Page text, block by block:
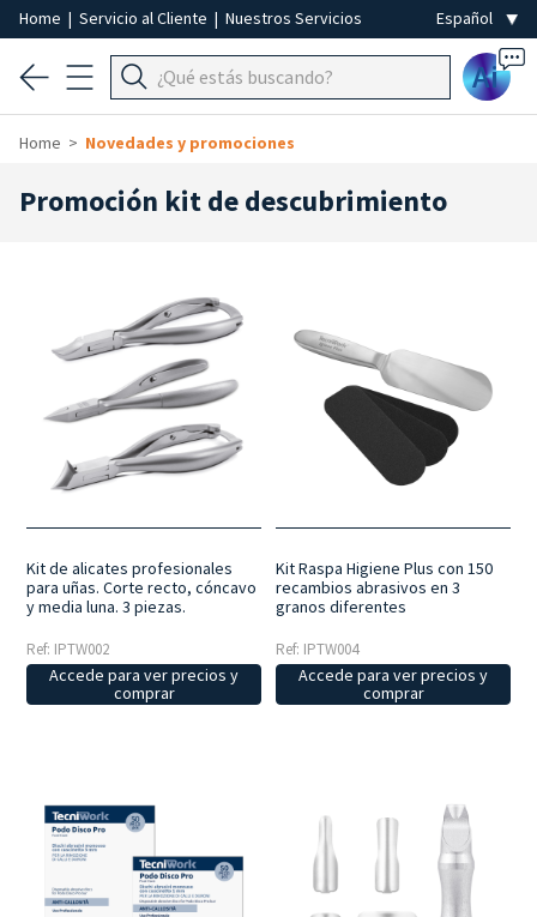
Home | Servicio al Cliente | Nuestros Servicios
Ai
Home Novedades y promociones
Promoción kit de descubrimiento
Kit de alicates profesionales
para uñas. Corte recto, cóncavo
y media luna. 3 piezas.
Ref: IPTW002
Accede para ver precios y
comprar
Kit Raspa Higiene Plus con 150
recambios abrasivos en 3
granos diferentes
Ref: IPTW004
Accede para ver precios y
comprar